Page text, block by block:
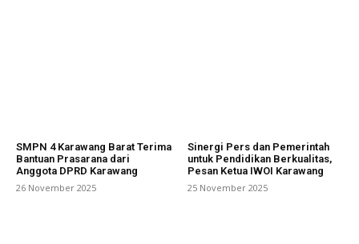
SMPN 4 Karawang Barat Terima
Bantuan Prasarana dari
Anggota DPRD Karawang
26 November 2025
Sinergi Pers dan Pemerintah
untuk Pendidikan Berkualitas,
Pesan Ketua IWOI Karawang
25 November 2025